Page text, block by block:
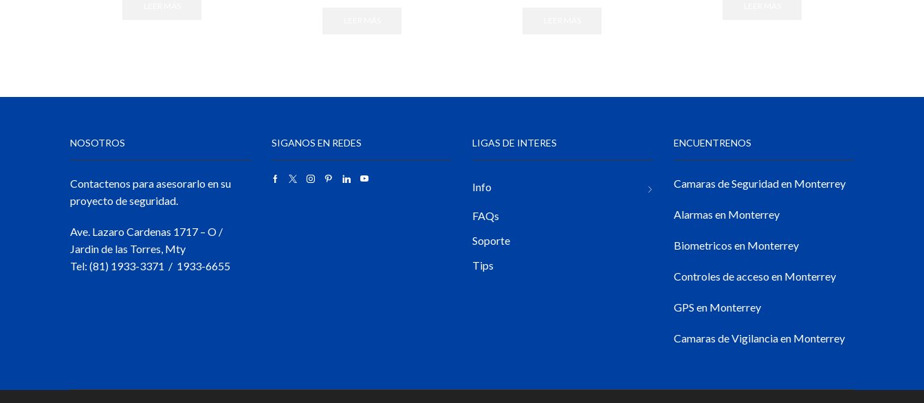
NOSOTROS
Contactenos para asesorarlo en su
proyecto de seguridad.
Ave. Lazaro Cardenas 1717 – O /
Jardin de las Torres, Mty
Tel: (81) 1933-3371 / 1933-6655
SIGANOS EN REDES LIGAS DE INTERES
Info
FAQs
Soporte
Tips
ENCUENTRENOS
Camaras de Seguridad en Monterrey
Alarmas en Monterrey
Biometricos en Monterrey
Controles de acceso en Monterrey
GPS en Monterrey
Camaras de Vigilancia en Monterrey